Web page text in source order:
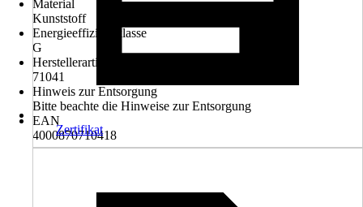
Material
Kunststoff
Energieeffizienzklasse
G
Herstellerartikelnummer
71041
Hinweis zur Entsorgung
Bitte beachte die Hinweise zur Entsorgung
EAN
4000870710418
Zertifikat